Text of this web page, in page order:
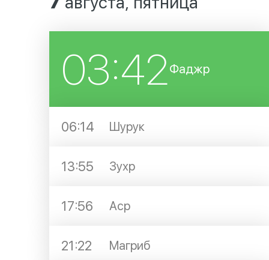
03:42Фаджр
06:14 Шурук
13:55 Зухр
17:56 Аср
21:22 Магриб